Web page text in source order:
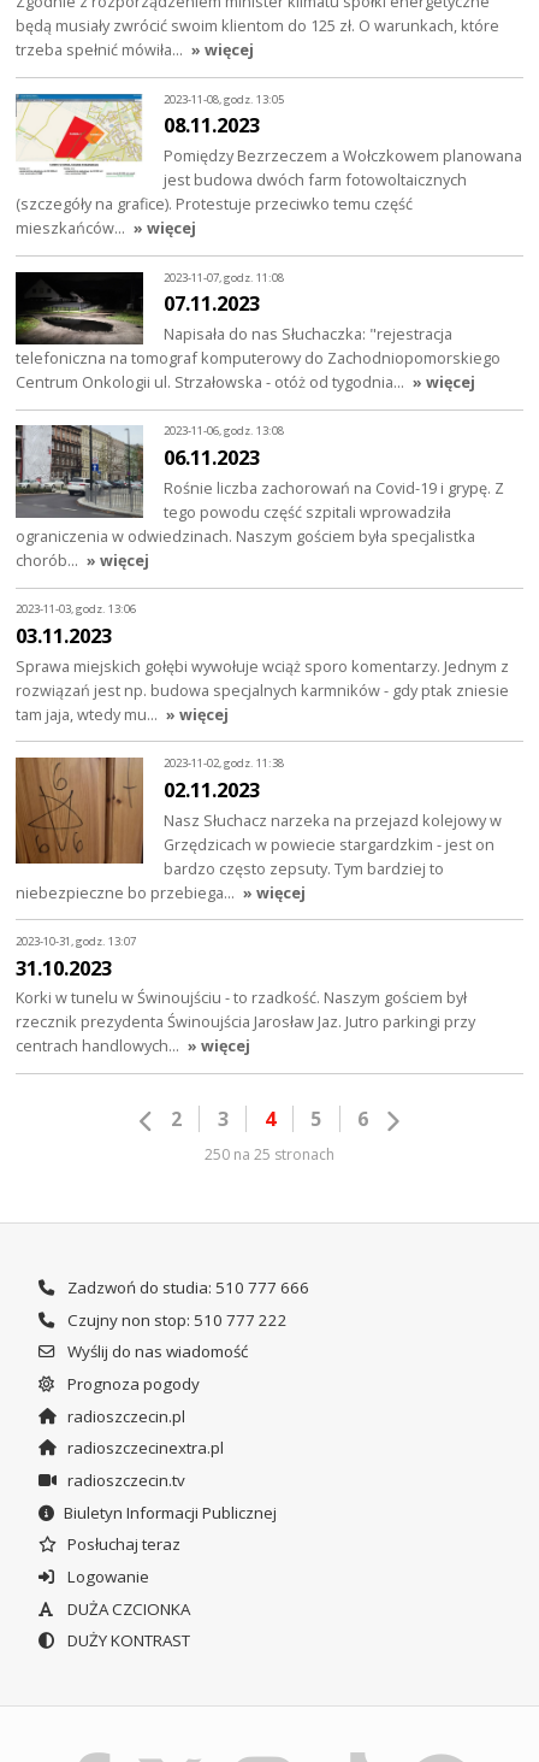
będą musiały zwrócić swoim klientom do 125 zł. O warunkach, które
trzeba spełnić mówiła… » więcej
2023-11-08, godz. 13:05
08.11.2023
Pomiędzy Bezrzeczem a Wołczkowem planowana
jest budowa dwóch farm fotowoltaicznych
(szczegóły na grafice). Protestuje przeciwko temu część
mieszkańców… » więcej
2023-11-07, godz. 11:08
07.11.2023
Napisała do nas Słuchaczka: "rejestracja
telefoniczna na tomograf komputerowy do Zachodniopomorskiego
Centrum Onkologii ul. Strzałowska - otóż od tygodnia… » więcej
2023-11-06, godz. 13:08
06.11.2023
Rośnie liczba zachorowań na Covid-19 i grypę. Z
tego powodu część szpitali wprowadziła
ograniczenia w odwiedzinach. Naszym gościem była specjalistka
chorób… » więcej
2023-11-03, godz. 13:06
03.11.2023
Sprawa miejskich gołębi wywołuje wciąż sporo komentarzy. Jednym z
rozwiązań jest np. budowa specjalnych karmników - gdy ptak zniesie
tam jaja, wtedy mu… » więcej
2023-11-02, godz. 11:38
02.11.2023
Nasz Słuchacz narzeka na przejazd kolejowy w
Grzędzicach w powiecie stargardzkim - jest on
bardzo często zepsuty. Tym bardziej to
niebezpieczne bo przebiega… » więcej
2023-10-31, godz. 13:07
31.10.2023
Korki w tunelu w Świnoujściu - to rzadkość. Naszym gościem był
rzecznik prezydenta Świnoujścia Jarosław Jaz. Jutro parkingi przy
centrach handlowych… » więcej
2 3 4 5 6
250 na 25 stronach
Zadzwoń do studia: 510 777 666
Czujny non stop: 510 777 222
Wyślij do nas wiadomość
Prognoza pogody
radioszczecin.pl
radioszczecinextra.pl
radioszczecin.tv
Biuletyn Informacji Publicznej
Posłuchaj teraz
Logowanie
DUŻA CZCIONKA
DUŻY KONTRAST